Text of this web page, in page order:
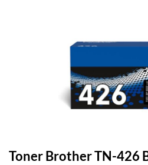
Toner Brother TN-426